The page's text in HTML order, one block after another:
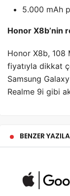
5.000 mAh
Honor X8b’nin
Honor X8b, 108
fiyatıyla dikkat
Samsung
Realme 9i gibi
BENZER